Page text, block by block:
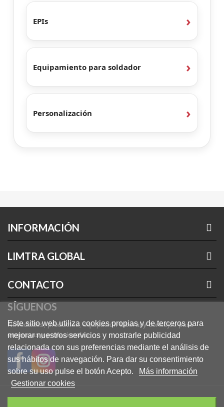
EPIs
Equipamiento para soldador
Personalización
Este sitio web utiliza cookies propias y de terceros para
mejorar nuestros servicios y mostrarle publicidad
relacionada con sus preferencias mediante el análisis de
sus hábitos de navegación. Para dar su consentimiento
sobre su uso pulse el botón Acepto.
Más información
Gestionar cookies
INFORMACIÓN
LIMTRA GLOBAL
CONTACTO
SÍGUENOS
Novedades, productos, equipación laboral y consejos para
empresas y profesionales.